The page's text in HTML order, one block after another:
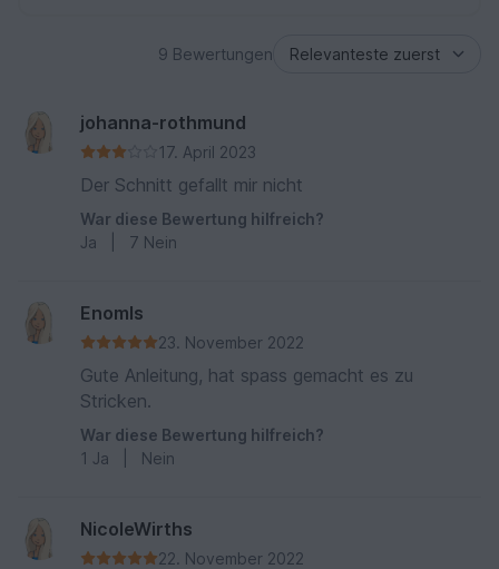
9 Bewertungen
johanna-rothmund
17. April 2023
Der Schnitt gefallt mir nicht
War diese Bewertung hilfreich?
Ja
7 Nein
Enomls
23. November 2022
Gute Anleitung, hat spass gemacht es zu
Stricken.
War diese Bewertung hilfreich?
1 Ja Nein
NicoleWirths
22. November 2022